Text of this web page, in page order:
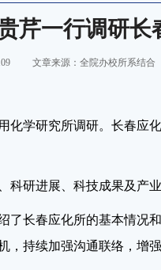
芹一行调研长
文章来源：全院办校所系结合
化学研究所调研。长春应
研进展、科技成果及产业
了长春应化所的基本情况
持续加强沟通联络，增